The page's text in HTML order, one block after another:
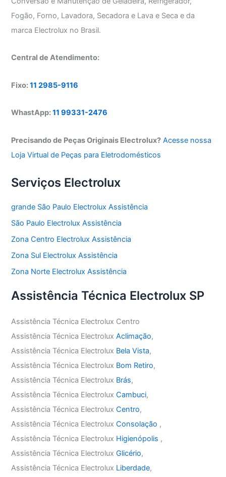
Fogão, Forno, Lavadora, Secadora e Lava e Seca e da
marca Electrolux no Brasil.
Central de Atendimento:
Fixo:11 2985-9116
WhastApp:11 99331-2476
Precisando de Peças Originais Electrolux? Acesse nossa
Loja Virtual de Peças para Eletrodomésticos
Serviços Electrolux
grande São Paulo Electrolux Assistência
São Paulo Electrolux Assistência
Zona Centro Electrolux Assistência
Zona Sul Electrolux Assistência
Zona Norte Electrolux Assistência
Assistência Técnica Electrolux SP
Assistência Técnica Electrolux Centro
Assistência Técnica ElectroluxAclimação,
Assistência Técnica Electrolux Bela Vista,
Assistência Técnica Electrolux Bom Retiro,
Assistência Técnica Electrolux Brás,
Assistência Técnica ElectroluxCambuci,
Assistência Técnica ElectroluxCentro,
Assistência Técnica ElectroluxConsolação ,
Assistência Técnica Electrolux Higienópolis ,
Assistência Técnica ElectroluxGlicério,
Assistência Técnica Electrolux Liberdade,